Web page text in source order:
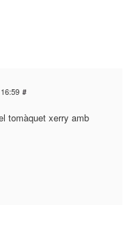
#
tomàquet xerry amb